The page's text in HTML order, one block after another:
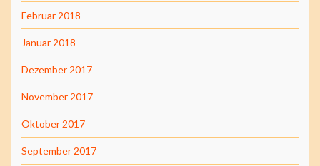
Februar 2018
Januar 2018
Dezember 2017
November 2017
Oktober 2017
September 2017